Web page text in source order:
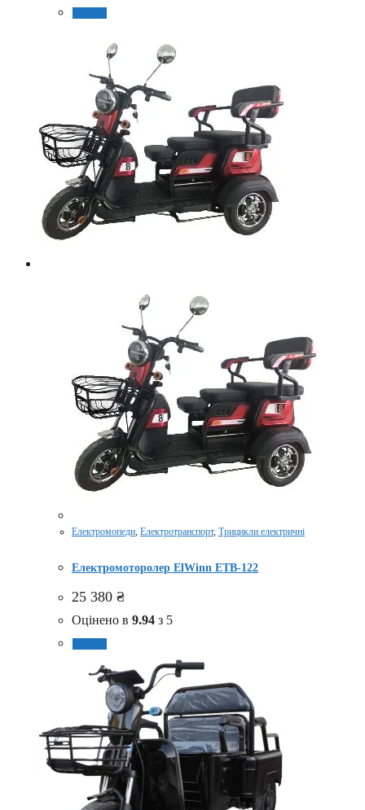
Електромопеди, Електротранспорт, Трицикли електричні
Електромоторолер ElWinn ETB-122
25 380 ₴
Оцінено в 9.94 з 5